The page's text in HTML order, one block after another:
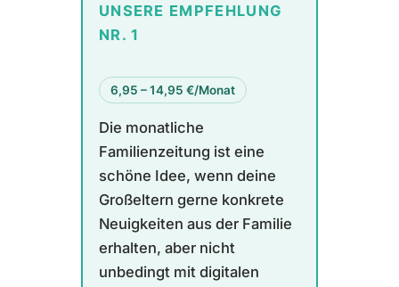
UNSERE EMPFEHLUNG
NR. 1
6,95 – 14,95 €/Monat
Die monatliche
Familienzeitung ist eine
schöne Idee, wenn deine
Großeltern gerne konkrete
Neuigkeiten aus der Familie
erhalten, aber nicht
unbedingt mit digitalen